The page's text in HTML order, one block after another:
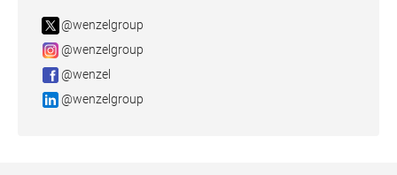
@wenzelgroup
@wenzelgroup
@wenzel
@wenzelgroup